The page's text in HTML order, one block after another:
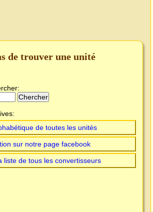
de trouver une unité
de toutes les unités
sur notre page facebook
liste de tous les convertisseurs